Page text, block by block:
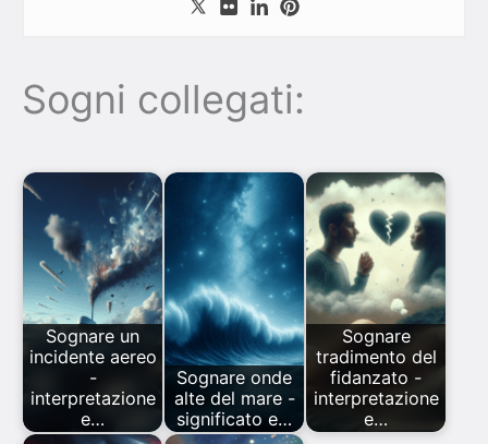
Sogni collegati:
Sognare un
incidente aereo
-
interpretazione
e…
Sognare onde
alte del mare -
significato e…
Sognare
tradimento del
fidanzato -
interpretazione
e…